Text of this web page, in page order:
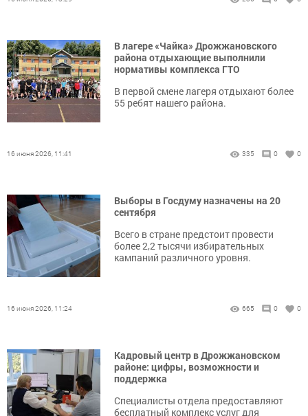
В лагере «Чайка» Дрожжановского
района отдыхающие выполнили
нормативы комплекса ГТО
В первой смене лагеря отдыхают более
55 ребят нашего района.
16 июня 2026, 11:41 335 0 0
Выборы в Госдуму назначены на 20
сентября
Всего в стране предстоит провести
более 2,2 тысячи избирательных
кампаний различного уровня.
16 июня 2026, 11:24 665 0 0
Кадровый центр в Дрожжановском
районе: цифры, возможности и
поддержка
Специалисты отдела предоставляют
бесплатный комплекс услуг для